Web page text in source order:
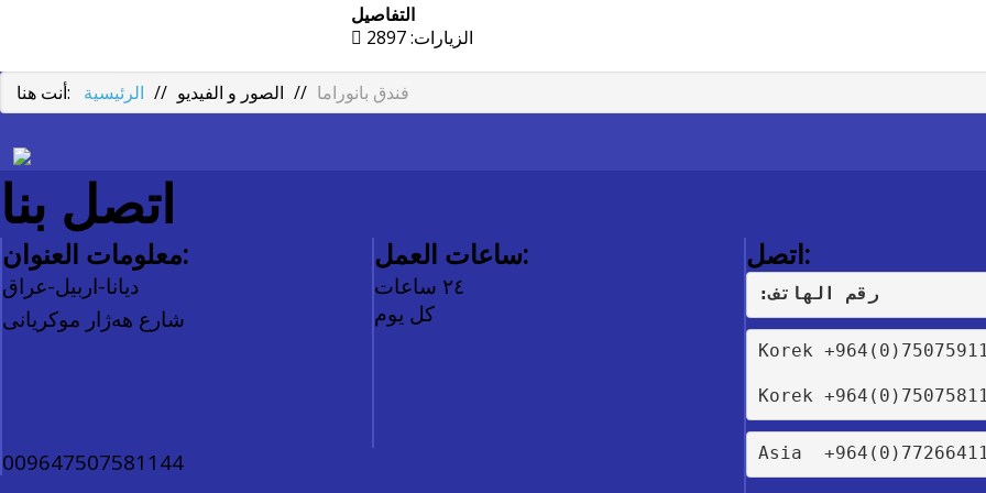
التفاصيل
الزيارات: 2897
أنت هنا: الرئيسية // // فندق بانوراما
اتصل بنا
معلومات العنوان:
دیانا-اربیل-عراق
شارع هەژار موکریانی
009647507581144
ساعات العمل:
٢٤ ساعات
كل يوم
اتصل:
:رقم الهاتف
Korek
Korek
Asia